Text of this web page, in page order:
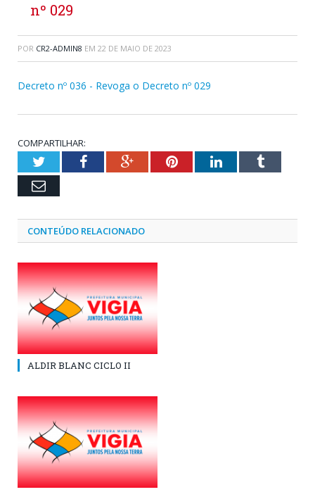
nº 029
POR CR2-ADMIN8 EM 22 DE MAIO DE 2023
Decreto nº 036 - Revoga o Decreto nº 029
COMPARTILHAR:
TwitterFacebookGoogle+PinterestLinkedInTumblr
Email
CONTEÚDO RELACIONADO
ALDIR BLANC CICLO II